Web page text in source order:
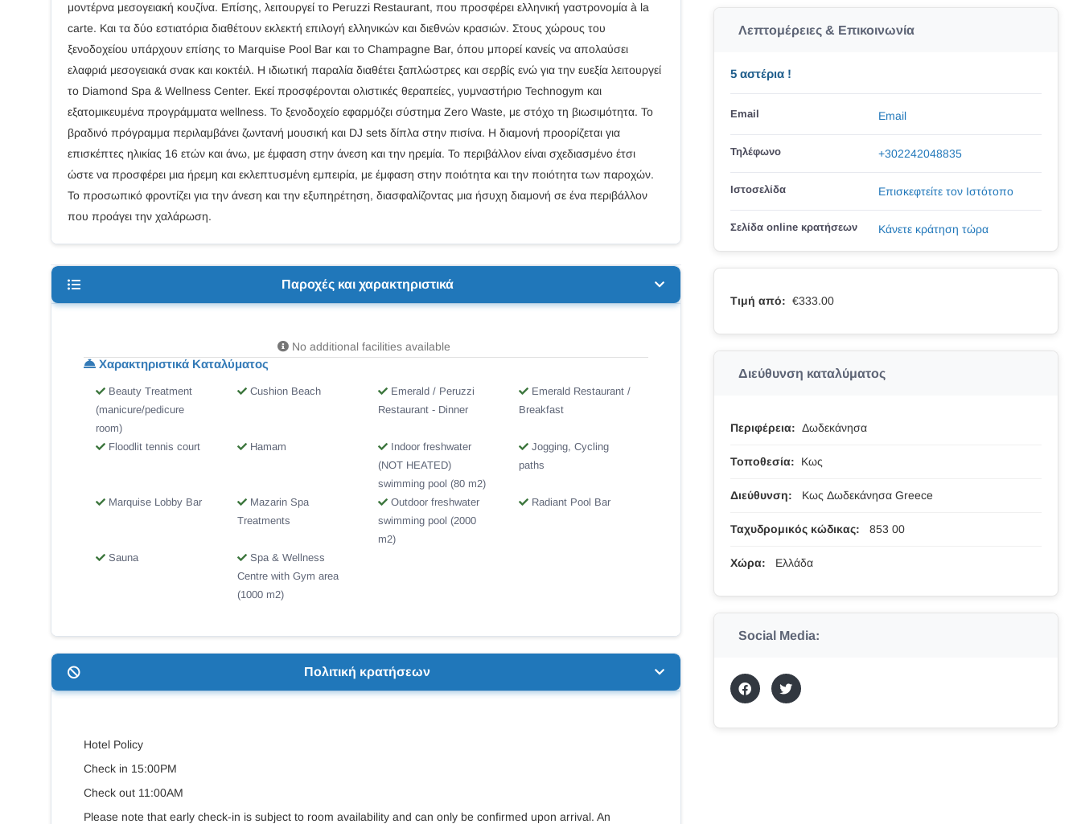
μοντέρνα μεσογειακή κουζίνα. Επίσης, λειτουργεί το Peruzzi Restaurant, που προσφέρει ελληνική γαστρονομία à la
carte. Και τα δύο εστιατόρια διαθέτουν εκλεκτή επιλογή ελληνικών και διεθνών κρασιών. Στους χώρους του
ξενοδοχείου υπάρχουν επίσης το Marquise Pool Bar και το Champagne Bar, όπου μπορεί κανείς να απολαύσει
ελαφριά μεσογειακά σνακ και κοκτέιλ. Η ιδιωτική παραλία διαθέτει ξαπλώστρες και σερβίς ενώ για την ευεξία λειτουργεί
το Diamond Spa & Wellness Center. Εκεί προσφέρονται ολιστικές θεραπείες, γυμναστήριο Technogym και
εξατομικευμένα προγράμματα wellness. Το ξενοδοχείο εφαρμόζει σύστημα Zero Waste, με στόχο τη βιωσιμότητα. Το
βραδινό πρόγραμμα περιλαμβάνει ζωντανή μουσική και DJ sets δίπλα στην πισίνα. Η διαμονή προορίζεται για
επισκέπτες ηλικίας 16 ετών και άνω, με έμφαση στην άνεση και την ηρεμία. Το περιβάλλον είναι σχεδιασμένο έτσι
ώστε να προσφέρει μια ήρεμη και εκλεπτυσμένη εμπειρία, με έμφαση στην ποιότητα και την ποιότητα των παροχών.
Το προσωπικό φροντίζει για την άνεση και την εξυπηρέτηση, διασφαλίζοντας μια ήσυχη διαμονή σε ένα περιβάλλον
που προάγει την χαλάρωση.
Παροχές και χαρακτηριστικά
No additional facilities available
Χαρακτηριστικά Καταλύματος
Beauty Treatment
(manicure/pedicure
room)
Cushion Beach
Emerald / Peruzzi
Restaurant - Dinner
Emerald Restaurant /
Breakfast
Floodlit tennis court Hamam
Indoor freshwater
(NOT HEATED)
swimming pool (80 m2)
Jogging, Cycling
paths
Marquise Lobby Bar
Mazarin Spa
Treatments
Outdoor freshwater
swimming pool (2000
m2)
Radiant Pool Bar
Sauna
Spa & Wellness
Centre with Gym area
(1000 m2)
Πολιτική κρατήσεων
Hotel Policy
Check in 15:00PM
Check out 11:00AM
Please note that early check-in is subject to room availability and can only be confirmed upon arrival. An
Λεπτομέρειες & Επικοινωνία
5 αστέρια !
Email Email
Τηλέφωνο +302242048835
Ιστοσελίδα Επισκεφτείτε τον Ιστότοπο
Σελίδα online κρατήσεων Κάνετε κράτηση τώρα
Τιμή από: €333.00
Διεύθυνση καταλύματος
Περιφέρεια: Δωδεκάνησα
Τοποθεσία: Κως
Διεύθυνση: Κως Δωδεκάνησα Greece
Ταχυδρομικός κώδικας: 853 00
Χώρα: Ελλάδα
Social Media: